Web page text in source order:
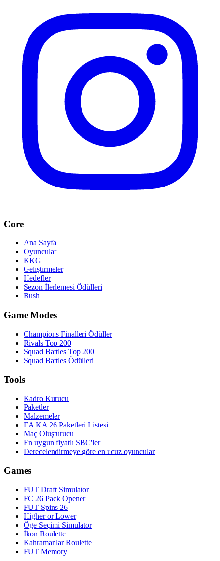
Core
Ana Sayfa
Oyuncular
KKG
Geliştirmeler
Hedefler
Sezon İlerlemesi Ödülleri
Rush
Game Modes
Champions Finalleri Ödüller
Rivals Top 200
Squad Battles Top 200
Squad Battles Ödülleri
Tools
Kadro Kurucu
Paketler
Malzemeler
EA KA 26 Paketleri Listesi
Maç Oluşturucu
En uygun fiyatlı SBC'ler
Derecelendirmeye göre en ucuz oyuncular
Games
FUT Draft Simulator
FC 26 Pack Opener
FUT Spins 26
Higher or Lower
Öge Seçimi Simulator
İkon Roulette
Kahramanlar Roulette
FUT Memory